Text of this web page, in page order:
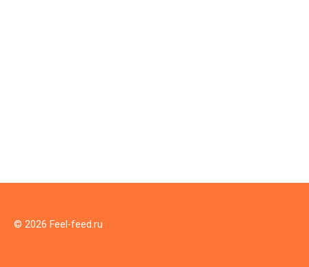
© 2026 Feel-feed.ru